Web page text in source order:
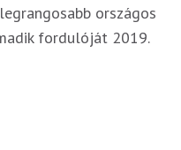
országos
fordulóját 2019.